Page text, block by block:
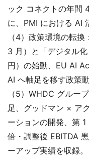
ック コネクトの年間
に、PMI における AI
（4）政策環境の転
3 月）と「デジタル
円）の始動、EU AI
AI へ軸足を移す政策動
（5）WHDC グルー
足、グッドマン × ア
ーションの開発、第
倍・調整後 EBITDA
ーアップ実績を収録。